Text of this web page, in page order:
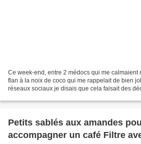
Ce week-end, entre 2 médocs qui me calmaient
flan à la noix de coco qui me rappelait de bien
réseaux sociaux je disais que cela faisait des
Petits sablés aux amandes
accompagner un café Filtre